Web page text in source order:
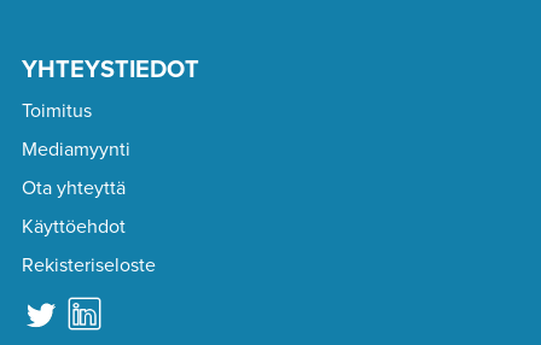
YHTEYSTIEDOT
Toimitus
Mediamyynti
Ota yhteyttä
Käyttöehdot
Rekisteriseloste